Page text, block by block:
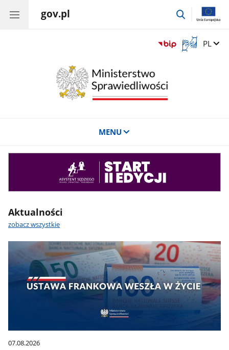
gov.pl
przejdź
Otwórz
okno
Zmień
PL
MENU
Aktualności
zobacz wszystkie
07.08.2026